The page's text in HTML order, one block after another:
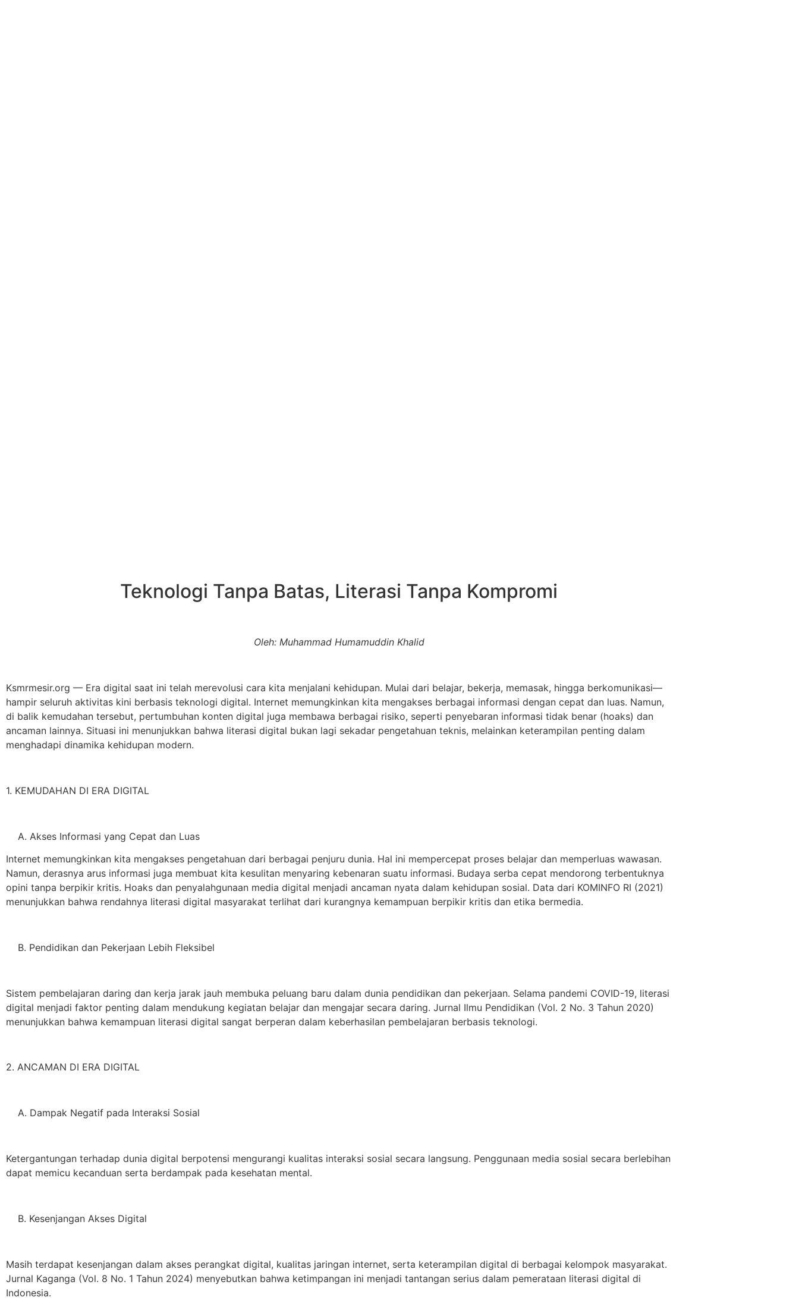
Teknologi Tanpa Batas, Literasi Tanpa Kompromi
Oleh: Muhammad Humamuddin Khalid
Ksmrmesir.org — Era digital saat ini telah merevolusi cara kita menjalani kehidupan. Mulai dari belajar, bekerja, memasak, hingga berkomunikasi—
hampir seluruh aktivitas kini berbasis teknologi digital. Internet memungkinkan kita mengakses berbagai informasi dengan cepat dan luas. Namun,
di balik kemudahan tersebut, pertumbuhan konten digital juga membawa berbagai risiko, seperti penyebaran informasi tidak benar (hoaks) dan
ancaman lainnya. Situasi ini menunjukkan bahwa literasi digital bukan lagi sekadar pengetahuan teknis, melainkan keterampilan penting dalam
menghadapi dinamika kehidupan modern.
1. KEMUDAHAN DI ERA DIGITAL
A. Akses Informasi yang Cepat dan Luas
Internet memungkinkan kita mengakses pengetahuan dari berbagai penjuru dunia. Hal ini mempercepat proses belajar dan memperluas wawasan.
Namun, derasnya arus informasi juga membuat kita kesulitan menyaring kebenaran suatu informasi. Budaya serba cepat mendorong terbentuknya
opini tanpa berpikir kritis. Hoaks dan penyalahgunaan media digital menjadi ancaman nyata dalam kehidupan sosial. Data dari KOMINFO RI (2021)
menunjukkan bahwa rendahnya literasi digital masyarakat terlihat dari kurangnya kemampuan berpikir kritis dan etika bermedia.
B. Pendidikan dan Pekerjaan Lebih Fleksibel
Sistem pembelajaran daring dan kerja jarak jauh membuka peluang baru dalam dunia pendidikan dan pekerjaan. Selama pandemi COVID-19, literasi
digital menjadi faktor penting dalam mendukung kegiatan belajar dan mengajar secara daring. Jurnal Ilmu Pendidikan (Vol. 2 No. 3 Tahun 2020)
menunjukkan bahwa kemampuan literasi digital sangat berperan dalam keberhasilan pembelajaran berbasis teknologi.
2. ANCAMAN DI ERA DIGITAL
A. Dampak Negatif pada Interaksi Sosial
Ketergantungan terhadap dunia digital berpotensi mengurangi kualitas interaksi sosial secara langsung. Penggunaan media sosial secara berlebihan
dapat memicu kecanduan serta berdampak pada kesehatan mental.
B. Kesenjangan Akses Digital
Masih terdapat kesenjangan dalam akses perangkat digital, kualitas jaringan internet, serta keterampilan digital di berbagai kelompok masyarakat.
Jurnal Kaganga (Vol. 8 No. 1 Tahun 2024) menyebutkan bahwa ketimpangan ini menjadi tantangan serius dalam pemerataan literasi digital di
Indonesia.